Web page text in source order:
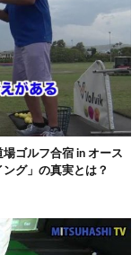
ゴルフ合宿 in オース
グ」の真実とは？